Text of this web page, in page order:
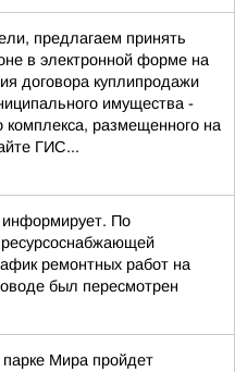
предлагаем принять
в электронной форме на
договора куплипродажи
имущества -
комплекса, размещенного на
ГИС...
По
ремонтных работ на
был пересмотрен
Мира пройдет